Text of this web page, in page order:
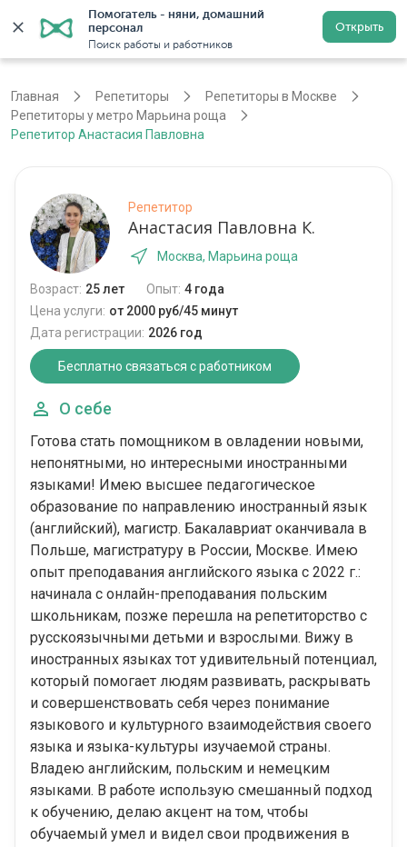
Помогатель - няни, домашний
персонал
Поиск работы и работников
Открыть
Регистрация
Главная Репетиторы
Репетиторы в Москве
Репетиторы у метро Марьина роща
Репетитор Анастасия Павловна
Репетитор
Анастасия Павловна К.
Москва, Марьина роща
Возраст: 25 лет Опыт: 4 года
Цена услуги: от 2000 руб/45 минут
Дата регистрации: 2026 год
Бесплатно связаться с работником
О себе
Готова стать помощником в овладении новыми,
непонятными, но интересными иностранными
языками! Имею высшее педагогическое
образование по направлению иностранный язык
(английский), магистр. Бакалавриат оканчивала в
Польше, магистратуру в России, Москве. Имею
опыт преподавания английского языка с 2022 г.:
начинала с онлайн-преподавания польским
школьникам, позже перешла на репетиторство с
русскоязычными детьми и взрослыми. Вижу в
иностранных языках тот удивительный потенциал,
который помогает людям развивать, раскрывать
и совершенствовать себя через понимание
языкового и культурного взаимодействия своего
языка и языка-культуры изучаемой страны.
Владею английским, польским и немецким
языками. В работе использую смешанный подход
к обучению, делаю акцент на том, чтобы
обучаемый умел и видел свои продвижения в